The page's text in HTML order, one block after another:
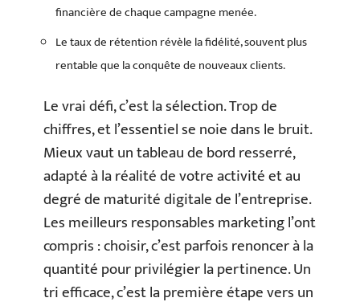
financière de chaque campagne menée.
Le taux de rétention révèle la fidélité, souvent plus
rentable que la conquête de nouveaux clients.
Le vrai défi, c’est la sélection. Trop de
chiffres, et l’essentiel se noie dans le bruit.
Mieux vaut un tableau de bord resserré,
adapté à la réalité de votre activité et au
degré de maturité digitale de l’entreprise.
Les meilleurs responsables marketing l’ont
compris : choisir, c’est parfois renoncer à la
quantité pour privilégier la pertinence. Un
tri efficace, c’est la première étape vers un